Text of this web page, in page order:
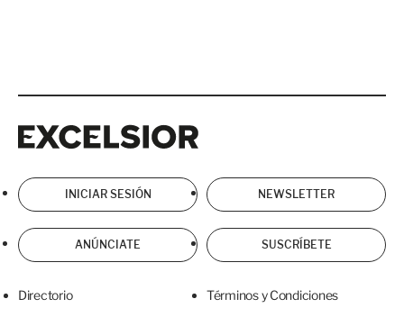
INICIAR SESIÓN NEWSLETTER
ANÚNCIATE SUSCRÍBETE
Directorio Términos y Condiciones